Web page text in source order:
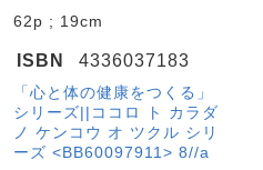
62p ; 19cm
ISBN 4336037183
「心と体の健康をつくる」
シリーズ||ココロ ト カラダ
ノ ケンコウ オ ツクル シリ
ーズ <BB60097911> 8//a